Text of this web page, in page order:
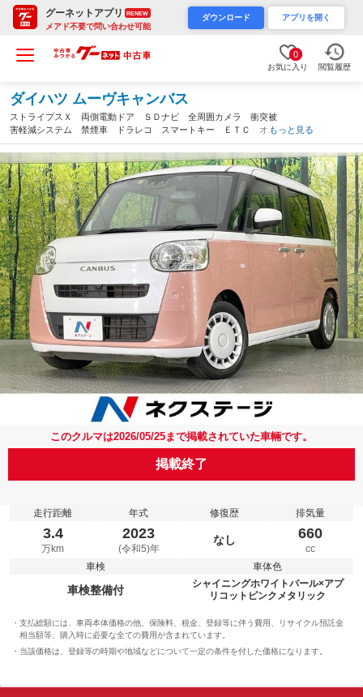
グーネットアプリ RENEW
メアド不要で問い合わせ可能
ダウンロード アプリを開く
0
お気に入り 閲覧履歴
ダイハツ ムーヴキャンバス
ストライプスＸ 両側電動ドア ＳＤナビ 全周囲カメラ 衝突被
害軽減システム 禁煙車 ドラレコ スマートキー ＥＴＣ オー
トハイビーム オートライト オートエアコン Ｂｌｕｅｔｏｏｔ
ｈ（愛知県）
もっと見る
このクルマは2026/05/25まで掲載されていた車輛です。
掲載終了
走行距離
3.4
万km
年式
2023
(令和5)年
修復歴
なし
排気量
660
cc
車検
車検整備付
車体色
シャイニングホワイトパール×アプ
リコットピンクメタリック
支払総額には、車両本体価格の他、保険料、税金、登録等に伴う費用、リサイクル預託金
相当額等、購入時に必要な全ての費用が含まれています。
当該価格は、登録等の時期や地域などについて一定の条件を付した価格になります。